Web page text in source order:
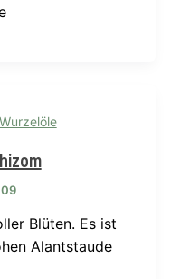
Wurzelöle
Blüten. Es ist
Alantstaude